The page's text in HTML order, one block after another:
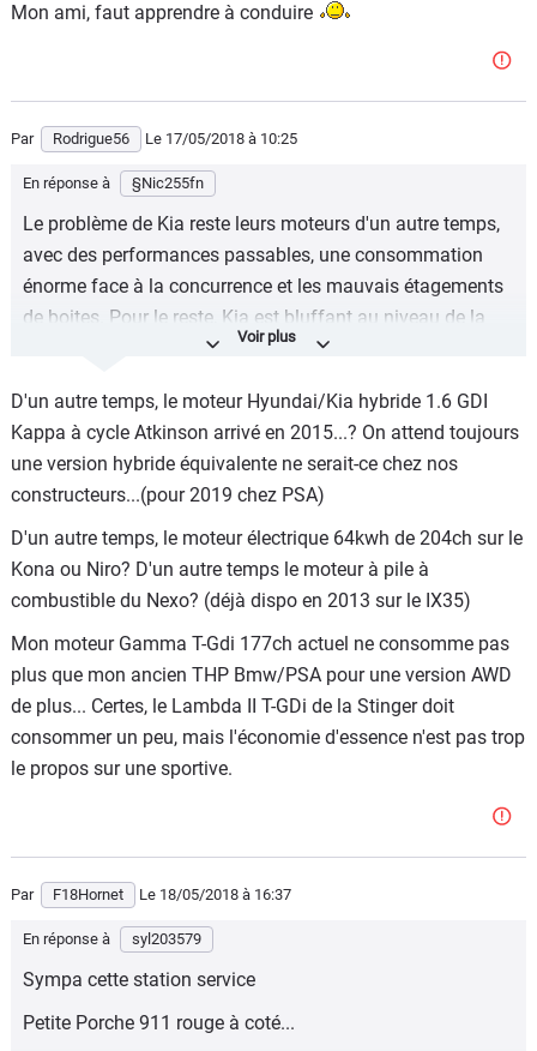
Mon ami, faut apprendre à conduire
Par Rodrigue56 Le 17/05/2018 à 10:25
En réponse à §Nic255fn
Le problème de Kia reste leurs moteurs d'un autre temps,
avec des performances passables, une consommation
énorme face à la concurrence et les mauvais étagements
de boites. Pour le reste, Kia est bluffant au niveau de la
finition et des équipements.
D'un autre temps, le moteur Hyundai/Kia hybride 1.6 GDI
Kappa à cycle Atkinson arrivé en 2015...? On attend toujours
une version hybride équivalente ne serait-ce chez nos
constructeurs...(pour 2019 chez PSA)
D'un autre temps, le moteur électrique 64kwh de 204ch sur le
Kona ou Niro? D'un autre temps le moteur à pile à
combustible du Nexo? (déjà dispo en 2013 sur le IX35)
Mon moteur Gamma T-Gdi 177ch actuel ne consomme pas
plus que mon ancien THP Bmw/PSA pour une version AWD
de plus... Certes, le Lambda II T-GDi de la Stinger doit
consommer un peu, mais l'économie d'essence n'est pas trop
le propos sur une sportive.
Par F18Hornet Le 18/05/2018 à 16:37
En réponse à syl203579
Sympa cette station service
Petite Porche 911 rouge à coté...